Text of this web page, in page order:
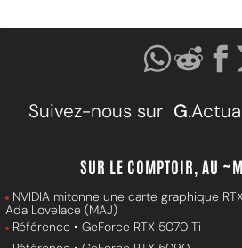
Suivez-nous sur G
SUR LE COMPTOIR, AU
NVIDIA mitonne une carte graphique
Ada Lovelace (MAJ)
Référence • GeForce RTX 5070 Ti